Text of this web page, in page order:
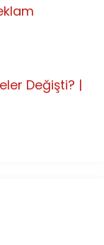
Değişti? |